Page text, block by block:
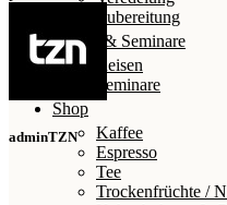
Zubereitung
Reisen & Seminare
Reisen
Seminare
Shop
Kaffee
Espresso
Tee
Trockenfrüchte /
adminTZN